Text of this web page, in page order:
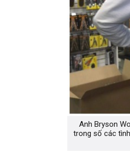
Anh Bryson
trong số các